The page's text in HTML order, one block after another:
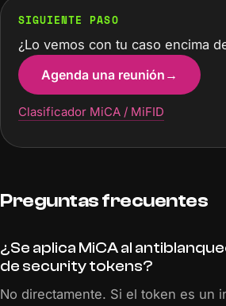
SIGUIENTE PASO
¿Lo vemos con tu caso encima
Agenda una reunión →
Clasificador MiCA / MiFID
Preguntas frecuentes
¿Se aplica MiCA al
de security tokens?
No directamente. Si el token es un